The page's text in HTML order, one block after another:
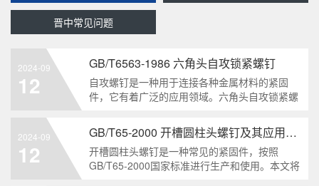
晋中常见问题
2024-09
12
GB/T6563-1986 六角头自攻锁紧螺钉
自攻螺钉是一种用于连接各种金属材料的紧固
件，它有着广泛的应用领域。六角头自攻锁紧螺
标准。本文将深度分析这种螺钉的特点、应用以
及制造要求等相关知识点，为读者提供全面的了
解。1. 六角头自
2024-09
12
GB/T65-2000 开槽圆柱头螺钉及其应用领域
开槽圆柱头螺钉是一种常见的紧固件，按照
GB/T65-2000国家标准进行生产和使用。本文将